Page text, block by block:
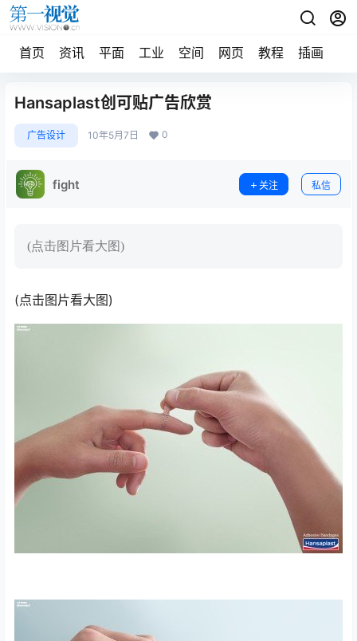
首页 资讯 平面 工业 空间 网页 教程 插画
Hansaplast创可贴广告欣赏
广告设计 10年5月7日 0
fight 关注 私信
(点击图片看大图)
(点击图片看大图)